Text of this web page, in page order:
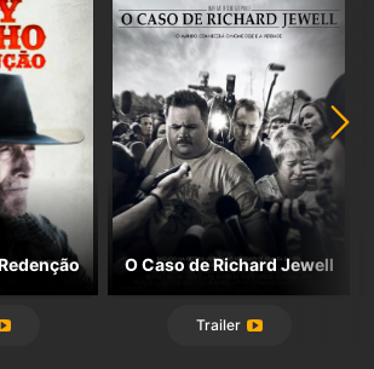
O Caso de Richard Jewell
Trailer